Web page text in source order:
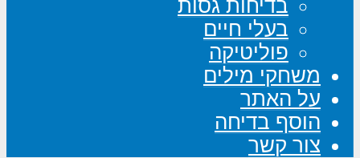
בדיחות גסות
בעלי חיים
פוליטיקה
משחקי מילים
על האתר
הוסף בדיחה
צור קשר